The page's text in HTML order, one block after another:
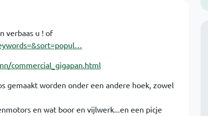
verbaas u ! of
commercial_gigapan.html
gemaakt worden onder een andere hoek, zowel
en wat boor en vijlwerk...en een picje